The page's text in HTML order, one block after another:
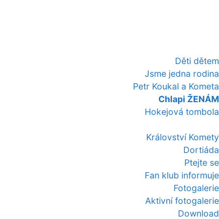
Děti dětem
Jsme jedna rodina
Petr Koukal a Kometa
Chlapi ŽENÁM
Hokejová tombola
Království Komety
Dortiáda
Ptejte se
Fan klub informuje
Fotogalerie
Aktivní fotogalerie
Download